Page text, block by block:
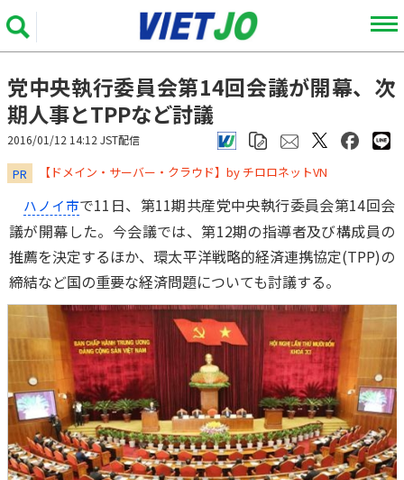
党中央執行委員会第14回会議が開幕、次
期人事とTPPなど討議
2016/01/12 14:12 JST配信
PR ​​​​​​​【ドメイン・サーバー・クラウド】by チロロネットVN
ハノイ市で11日、第11期共産党中央執行委員会第14回会
議が開幕した。今会議では、第12期の指導者及び構成員の
推薦を決定するほか、環太平洋戦略的経済連携協定(TPP)の
締結など国の重要な経済問題についても討議する。